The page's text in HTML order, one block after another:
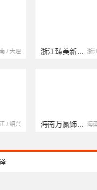
/ 大理
/ 绍兴
浙江臻美新型建材有限公司 浙
海南万赢饰家新型建筑材料有限公司 海